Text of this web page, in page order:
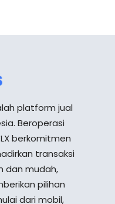
platform jual
Beroperasi
berkomitmen
transaksi
dan mudah,
pilihan
dari mobil,